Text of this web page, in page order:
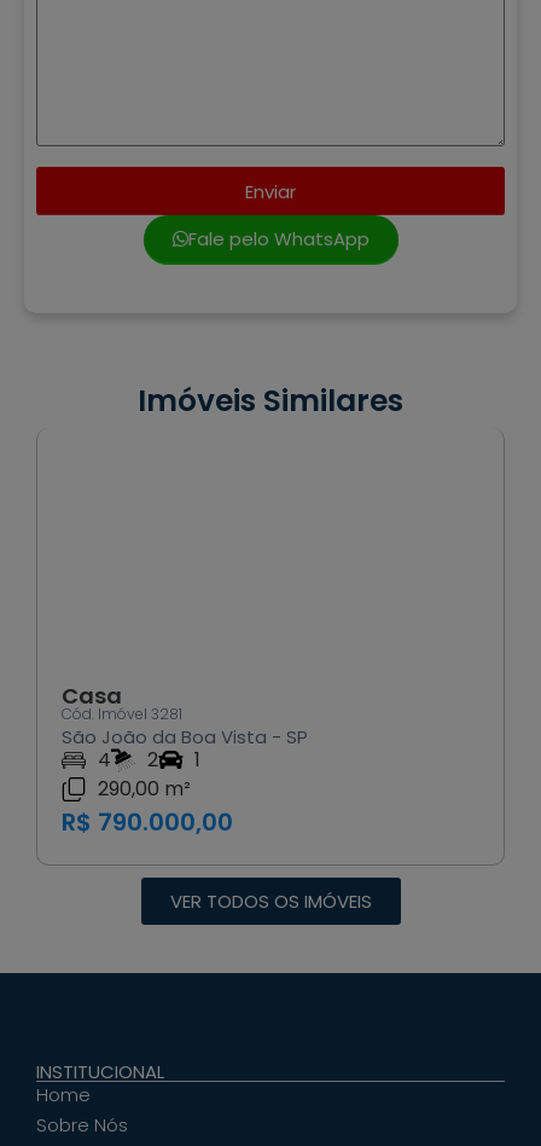
Enviar
Fale pelo WhatsApp
Imóveis Similares
Casa
Cód. Imóvel 3281
São João da Boa Vista - SP
4 2
1
290,00 m²
R$ 790.000,00
VER TODOS OS IMÓVEIS
INSTITUCIONAL
Home
Sobre Nós